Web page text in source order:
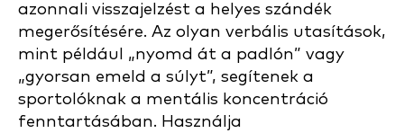
azonnali visszajelzést a helyes szándék
megerősítésére. Az olyan verbális utasítások,
mint például „nyomd át a padlón” vagy
„gyorsan emeld a súlyt”, segítenek a
sportolóknak a mentális koncentráció
fenntartásában. Használja